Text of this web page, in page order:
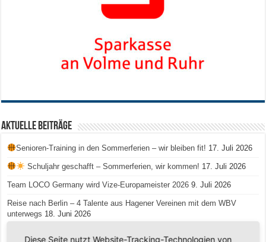
Aktuelle Beiträge
Senioren-Training in den Sommerferien – wir bleiben fit! 17. Juli 2026
Schuljahr geschafft – Sommerferien, wir kommen! 17. Juli 2026
Team LOCO Germany wird Vize-Europameister 2026 9. Juli 2026
Reise nach Berlin – 4 Talente aus Hagener Vereinen mit dem WBV
unterwegs 18. Juni 2026
Diese Seite nutzt Website-Tracking-Technologien von